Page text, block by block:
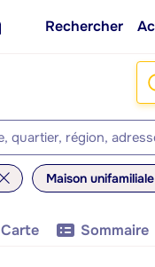
Rechercher
Maison unifamiliale
Carte Sommaire